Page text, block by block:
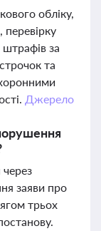
обліку,
перевірку
за
та
Джерело
заяви про
трьох